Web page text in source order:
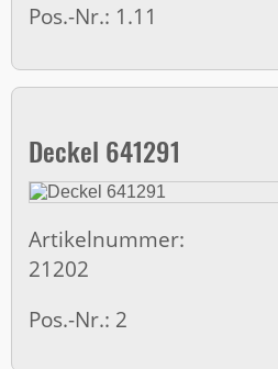
Pos.-Nr.: 1.11
Deckel 641291
Artikelnummer:
21202
Pos.-Nr.: 2